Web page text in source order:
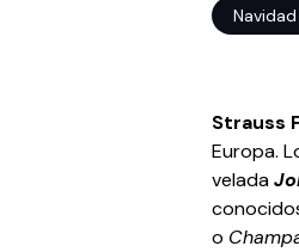
Strauss
Europa.
velada
o